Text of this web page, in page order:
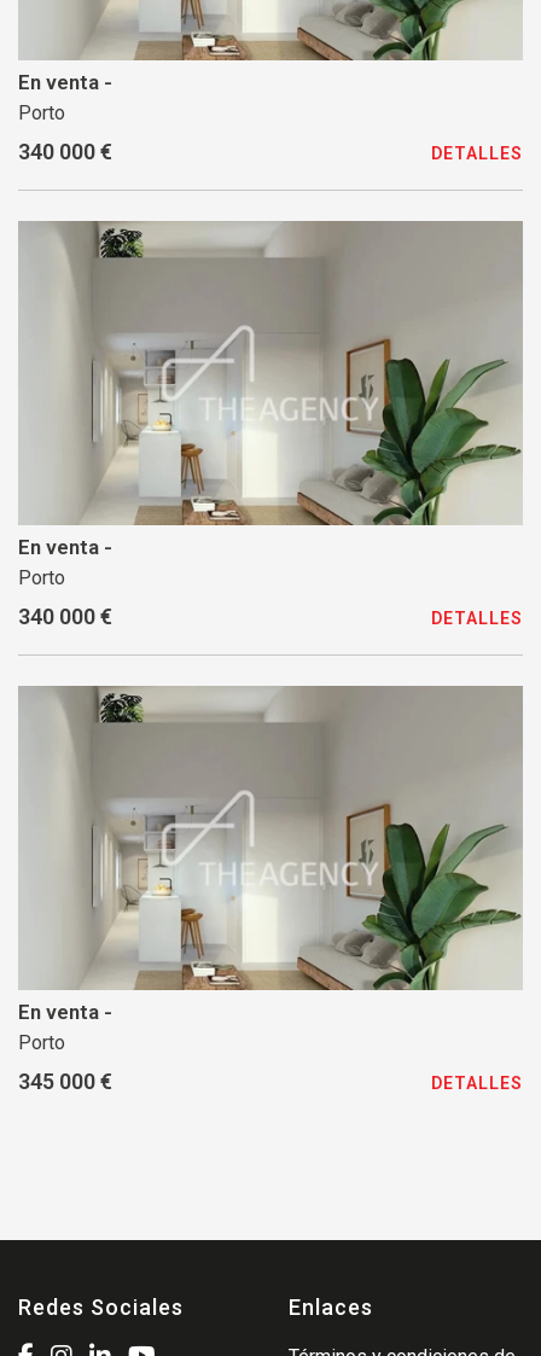
En venta -
Porto
340 000 € DETALLES
En venta -
Porto
340 000 € DETALLES
En venta -
Porto
345 000 € DETALLES
Redes Sociales Enlaces